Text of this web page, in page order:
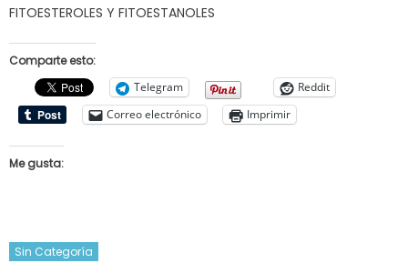
FITOESTEROLES Y FITOESTANOLES
Comparte esto:
Telegram
Reddit
Correo electrónico
Imprimir
Me gusta:
Sin Categoría